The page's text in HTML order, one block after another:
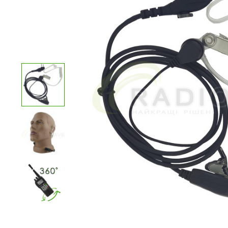
Переваги:
Недоліки:
Ваш відгук: